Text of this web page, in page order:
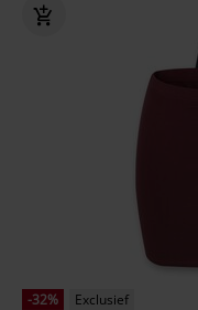
-32%
Exclusief